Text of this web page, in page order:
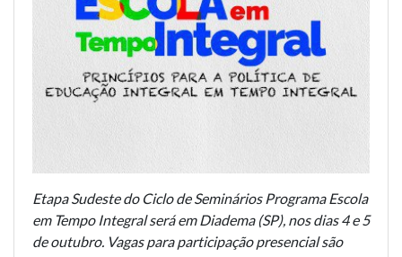
Etapa Sudeste do Ciclo de Seminários Programa Escola
em Tempo Integral será em Diadema (SP), nos dias 4 e 5
de outubro. Vagas para participação presencial são